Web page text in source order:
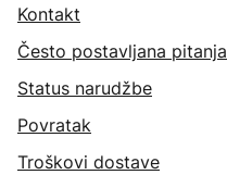
Kontakt
Često postavljana pitanja
Status narudžbe
Povratak
Troškovi dostave